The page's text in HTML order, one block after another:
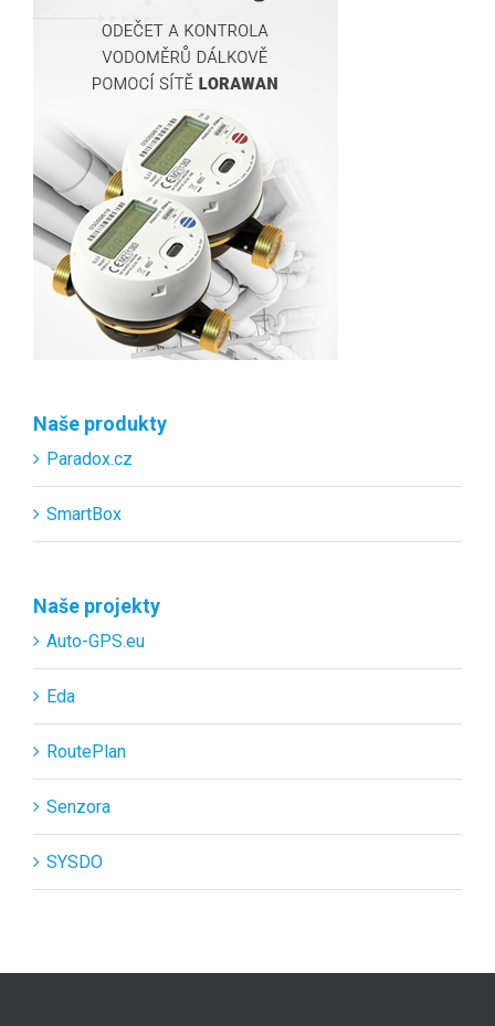
Naše produkty
Paradox.cz
SmartBox
Naše projekty
Auto-GPS.eu
Eda
RoutePlan
Senzora
SYSDO